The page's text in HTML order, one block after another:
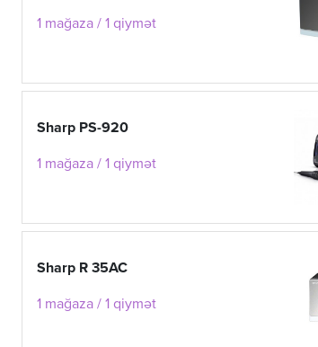
1 mağaza / 1 qiymət
Sharp PS-920
1 mağaza / 1 qiymət
Sharp R 35AC
1 mağaza / 1 qiymət